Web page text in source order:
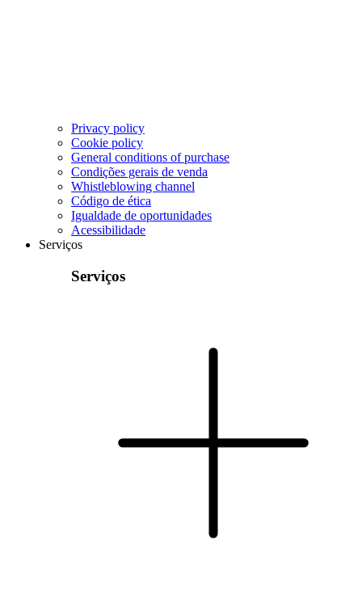
Privacy policy
Cookie policy
General conditions of purchase
Condições gerais de venda
Whistleblowing channel
Código de ética
Igualdade de oportunidades
Acessibilidade
Serviços
Serviços